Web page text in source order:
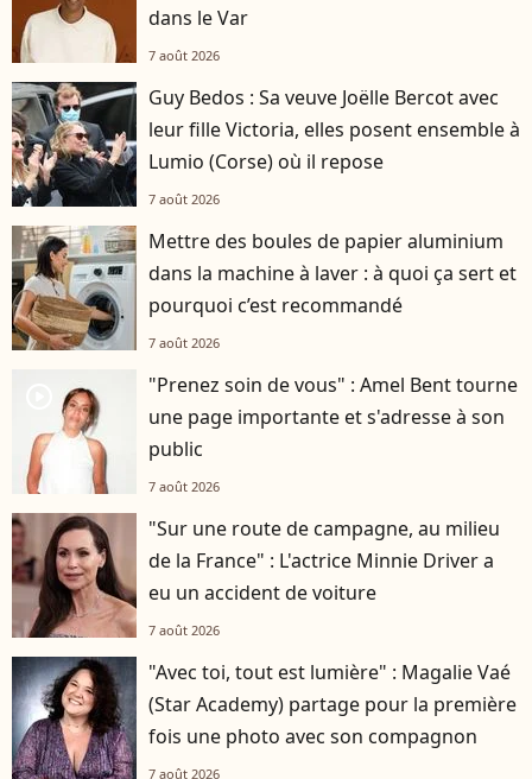
dans le Var
7 août 2026
Guy Bedos : Sa veuve Joëlle Bercot avec
leur fille Victoria, elles posent ensemble à
Lumio (Corse) où il repose
7 août 2026
Mettre des boules de papier aluminium
dans la machine à laver : à quoi ça sert et
pourquoi c’est recommandé
7 août 2026
"Prenez soin de vous" : Amel Bent tourne
une page importante et s'adresse à son
public
7 août 2026
"Sur une route de campagne, au milieu
de la France" : L'actrice Minnie Driver a
eu un accident de voiture
7 août 2026
"Avec toi, tout est lumière" : Magalie Vaé
(Star Academy) partage pour la première
fois une photo avec son compagnon
7 août 2026